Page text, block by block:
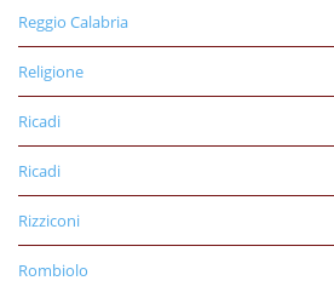
Reggio Calabria
Religione
Ricadi
Ricadi
Rizziconi
Rombiolo